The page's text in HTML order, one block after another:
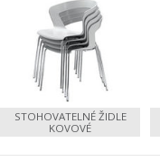
STOHOVATELNÉ ŽIDLE
KOVOVÉ